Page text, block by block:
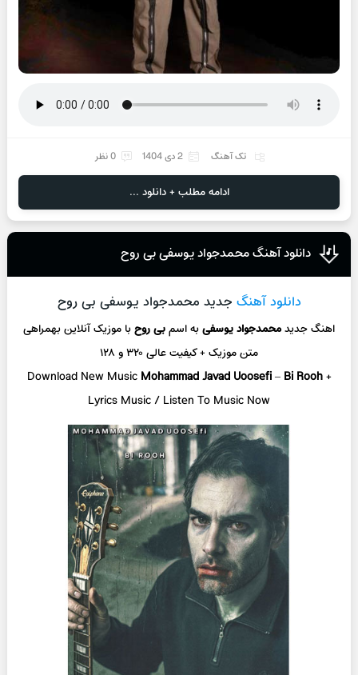
تک آهنگ 2 دی 1404 0 نظر
ادامه مطلب + دانلود ...
دانلود آهنگ محمدجواد یوسفی بی روح
دانلود آهنگ جدید محمدجواد یوسفی بی روح
اهنگ جدیدمحمدجواد یوسفیبه اسمبی روحبا موزیک آنلاینبهمراهی
متن موزیک + کیفیت عالی ۳۲۰ و ۱۲۸
Download New Music Mohammad Javad Uoosefi–Bi Rooh+
Lyrics Music / Listen To Music Now